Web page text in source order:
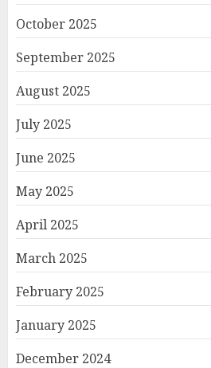
October 2025
September 2025
August 2025
July 2025
June 2025
May 2025
April 2025
March 2025
February 2025
January 2025
December 2024